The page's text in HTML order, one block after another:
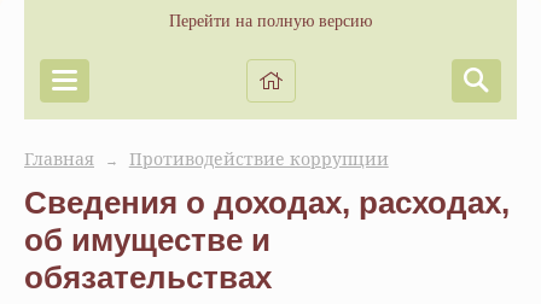
Перейти на полную версию
Главная → Противодействие коррупции
Сведения о доходах, расходах,
об имуществе и
обязательствах